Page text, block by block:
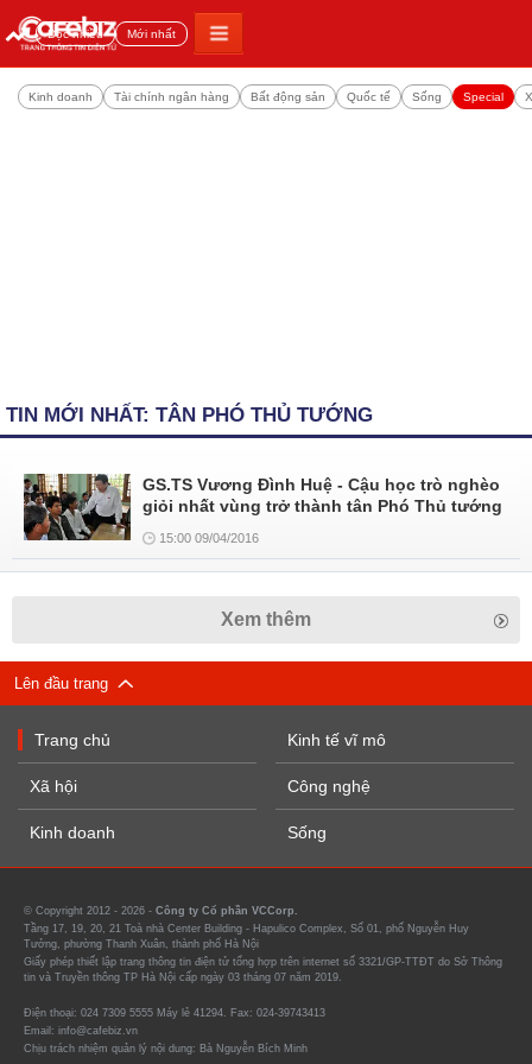
Đọc nhiều Mới nhất
Kinh doanh Tài chính ngân hàng Bất động sản Quốc tế Sống Special
TIN MỚI NHẤT: TÂN PHÓ THỦ TƯỚNG
GS.TS Vương Đình Huệ - Cậu học trò nghèo
giỏi nhất vùng trở thành tân Phó Thủ tướng
15:00 09/04/2016
Xem thêm
Lên đầu trang
Trang chủ
Xã hội
Kinh doanh
Kinh tế vĩ mô
Công nghệ
Sống
© Copyright 2012 - 2026 - Công ty Cổ phần VCCorp.
Tầng 17, 19, 20, 21 Toà nhà Center Building - Hapulico Complex, Số 01, phố Nguyễn Huy
Tưởng, phường Thanh Xuân, thành phố Hà Nội
Giấy phép thiết lập trang thông tin điện tử tổng hợp trên internet số 3321/GP-TTĐT do Sở Thông
tin và Truyền thông TP Hà Nội cấp ngày 03 tháng 07 năm 2019.
Điện thoại: 024 7309 5555 Máy lẻ 41294. Fax: 024-39743413
Email: info@cafebiz.vn
Chịu trách nhiệm quản lý nội dung: Bà Nguyễn Bích Minh